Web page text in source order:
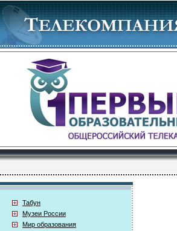
Табун
Музеи России
Мир образования